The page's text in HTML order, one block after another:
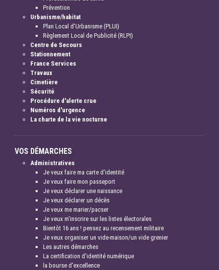
Prévention
Urbanisme/habitat
Plan Local d'Urbanisme (PLUI)
Règlement Local de Publicité (RLPI)
Centre de Secours
Stationnement
France Services
Travaux
Cimetière
Sécurité
Procédure d'alerte crue
Numéros d'urgence
La charte de la vie nocturne
VOS DÉMARCHES
Administratives
Je veux faire ma carte d'identité
Je veux faire mon passeport
Je veux déclarer une naissance
Je veux déclarer un décès
Je veux me marier/pacser
Je veux m'inscrire sur les listes électorales
Bientôt 16 ans ! pensez au recensement militaire
Je veux organiser un vide-maison/un vide grenier
Les autres démarches
La certification d'identité numérique
la bourse d'excellence